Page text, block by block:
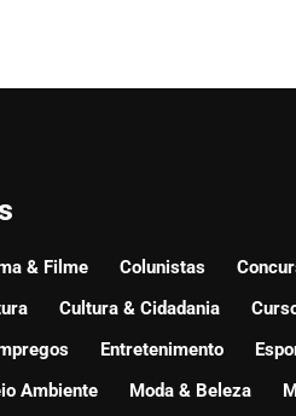
& Filme Colunistas
Cultura & Cidadania
Entretenimento
Ambiente Moda & Beleza